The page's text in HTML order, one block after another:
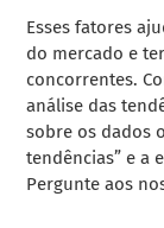
Esses fatores
do mercado e
concorrentes.
análise das
sobre os dados
tendências” e a
Pergunte aos